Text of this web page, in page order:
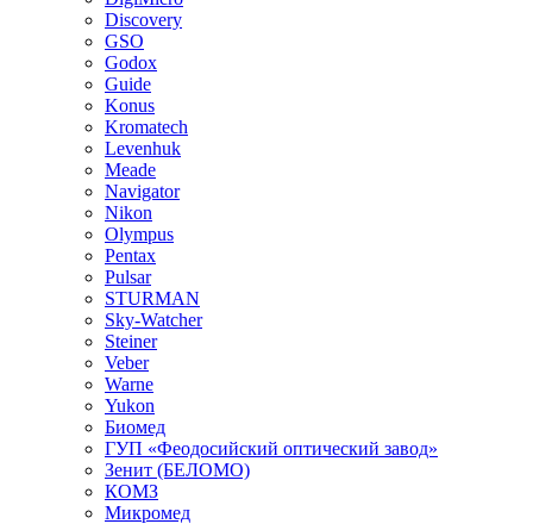
Discovery
GSO
Godox
Guide
Konus
Kromatech
Levenhuk
Meade
Navigator
Nikon
Olympus
Pentax
Pulsar
STURMAN
Sky-Watcher
Steiner
Veber
Warne
Yukon
Биомед
ГУП «Феодосийский оптический завод»
Зенит (БЕЛОМО)
КОМЗ
Микромед